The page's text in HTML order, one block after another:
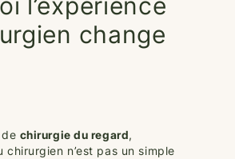
change
de chirurgie du regard,
chirurgien n’est pas un simple